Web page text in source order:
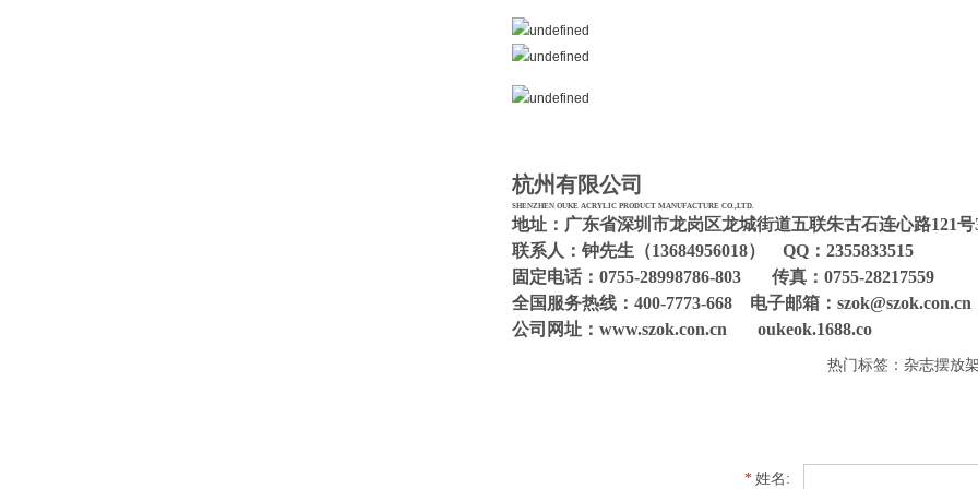
杭州有限公司
SHENZHEN OUKE ACRYLIC PRODUCT MANUFACTURE CO.,LTD.
地址：广东省深圳市龙岗区龙城街道五联朱古石连心路121号
联系人：钟先生（13684956018） QQ：2355833515
固定电话：0755-28998786-803 传真：0755-28217559
全国服务热线：400-7773-668 电子邮箱：szok@szok.con.cn
公司网址：www.szok.con.cn oukeok.1688.co
热门标签：杂志摆放
* 姓名: